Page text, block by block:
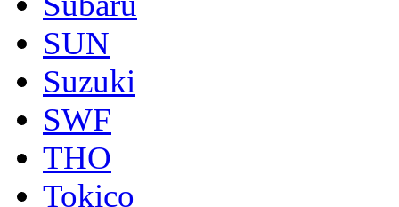
SUN
Suzuki
SWF
THO
Tokico